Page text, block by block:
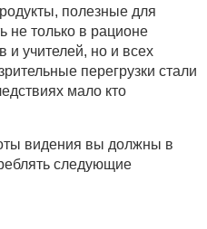
полезные для
не только в рационе
и учителей, но и всех
перегрузки стали
мало кто
видения вы должны в
следующие